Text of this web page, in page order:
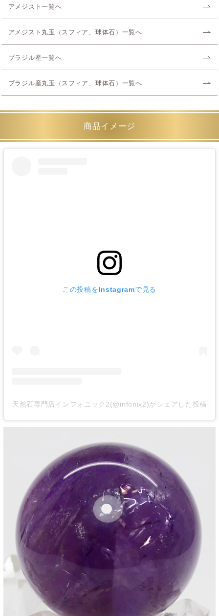
アメジスト一覧へ
アメジスト丸玉（スフィア、球体石）一覧へ
ブラジル産一覧へ
ブラジル産丸玉（スフィア、球体石）一覧へ
商品イメージ
この投稿をInstagramで見る
天然石専門店インフォニック2(@infonix2)がシェアした投稿